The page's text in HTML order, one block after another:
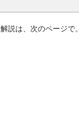
解説は、次のページで。